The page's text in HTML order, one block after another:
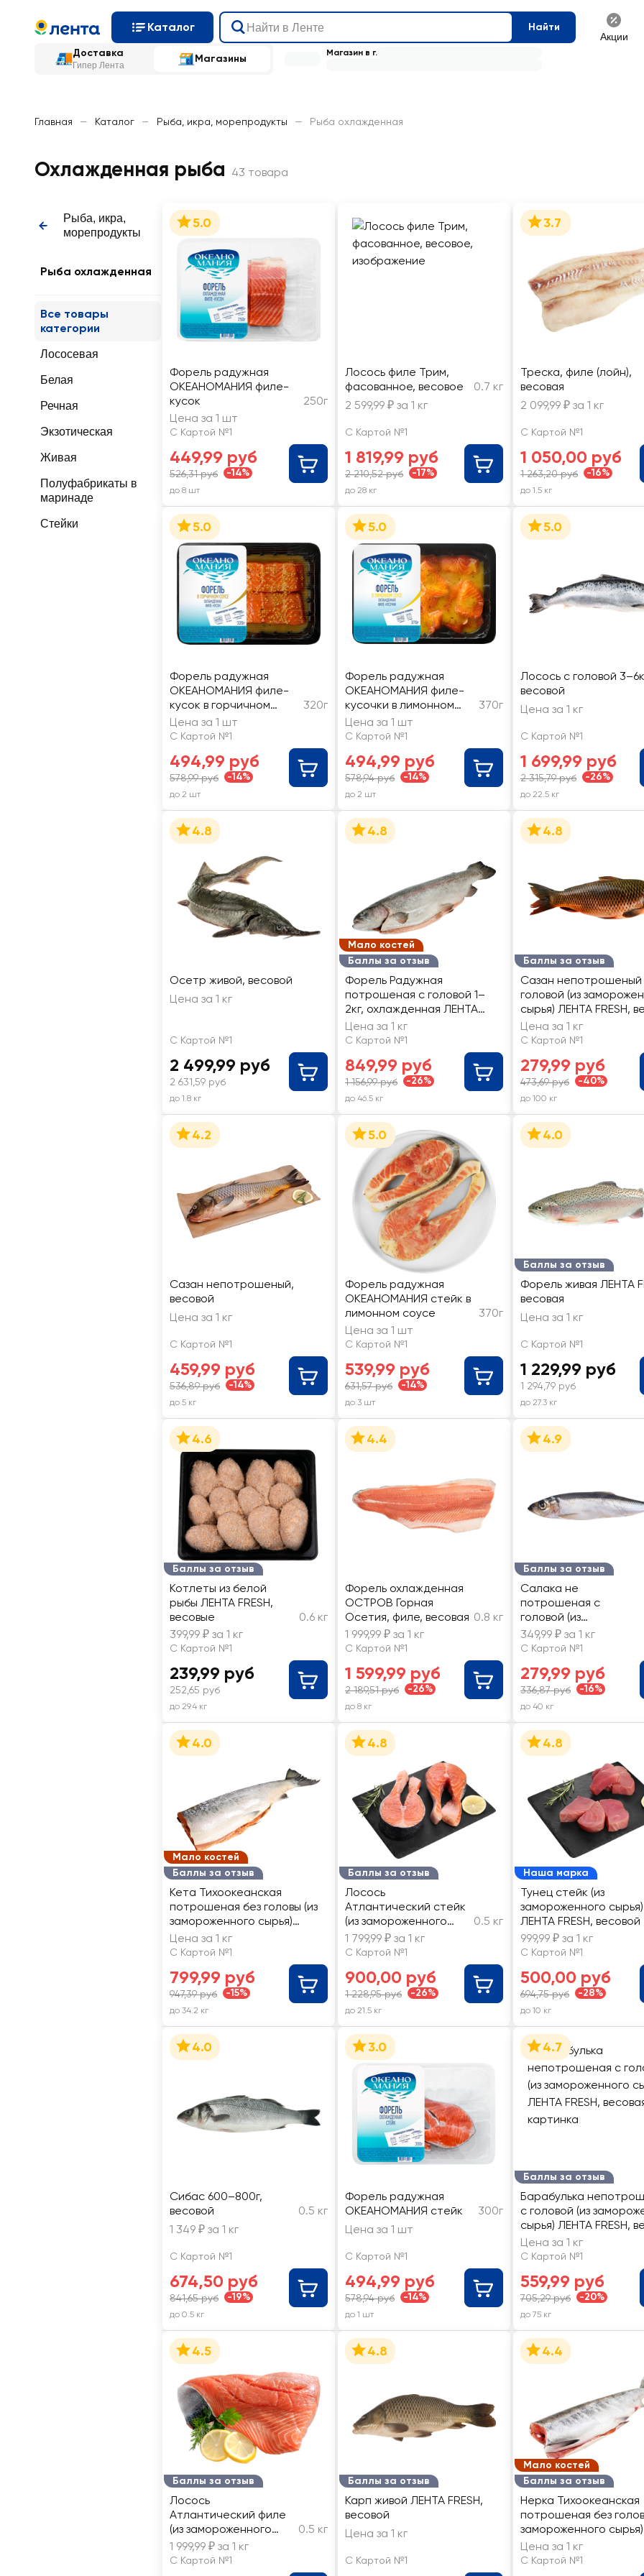
Каталог Найти
Акции
Доставка
Гипер Лента
Магазины Магазин в г.
Главная — Каталог — Рыба, икра, морепродукты — Рыба охлажденная
Охлажденная рыба 43 товара
Рыба, икра,
морепродукты
Рыба охлажденная
Все товары
категории
Лососевая
Белая
Речная
Экзотическая
Живая
Полуфабрикаты в
маринаде
Стейки
5.0
Форель радужная
ОКЕАНОМАНИЯ филе-
кусок
250г
Цена за 1 шт
С Картой №1
449,99 руб
526,31 руб -14%
до 8 шт
Лосось филе Трим,
фасованное, весовое
0.7 кг
2 599,99 ₽ за 1 кг
С Картой №1
1 819,99 руб
2 210,52 руб -17%
до 28 кг
3.7
Треска, филе (лойн),
весовая
2 099,99 ₽ за 1 кг
С Картой №1
1 050,00 руб
1 263,20 руб -16%
до 1.5 кг
5.0
Форель радужная
ОКЕАНОМАНИЯ филе-
кусок в горчичном
соусе
320г
Цена за 1 шт
С Картой №1
494,99 руб
578,99 руб -14%
до 2 шт
5.0
Форель радужная
ОКЕАНОМАНИЯ филе-
кусочки в лимонном
соусе
370г
Цена за 1 шт
С Картой №1
494,99 руб
578,94 руб -14%
до 2 шт
5.0
Лосось с головой
весовой
Цена за 1 кг
С Картой №1
1 699,99 руб
2 315,79 руб -26%
до 22.5 кг
4.8
Осетр живой, весовой
Цена за 1 кг
С Картой №1
2 499,99 руб
2 631,59 руб
до 1.8 кг
Мало костей
Баллы за отзыв
4.8
Форель Радужная
потрошеная с головой 1–
2кг, охлажденная ЛЕНТА
FRESH, весовая
Цена за 1 кг
С Картой №1
849,99 руб
1 156,99 руб -26%
до 46.5 кг
Баллы за отзыв
4.8
Сазан непотрошеный
головой (из
сырья) ЛЕНТА FRESH,
Цена за 1 кг
С Картой №1
279,99 руб
473,69 руб -40%
до 100 кг
4.2
Сазан непотрошеный,
весовой
Цена за 1 кг
С Картой №1
459,99 руб
536,89 руб -14%
до 5 кг
5.0
Форель радужная
ОКЕАНОМАНИЯ стейк в
лимонном соусе
370г
Цена за 1 шт
С Картой №1
539,99 руб
631,57 руб -14%
до 3 шт
Баллы за отзыв
4.0
Форель живая ЛЕНТА
весовая
Цена за 1 кг
С Картой №1
1 229,99 руб
1 294,79 руб
до 27.3 кг
Баллы за отзыв
4.6
Котлеты из белой
рыбы ЛЕНТА FRESH,
весовые
0.6 кг
399,99 ₽ за 1 кг
С Картой №1
239,99 руб
252,65 руб
до 29.4 кг
4.4
Форель охлажденная
ОСТРОВ Горная
Осетия, филе, весовая 0.8 кг
1 999,99 ₽ за 1 кг
С Картой №1
1 599,99 руб
2 189,51 руб -26%
до 8 кг
Баллы за отзыв
4.9
Салака не
потрошеная с
головой (из
замороженного
весовая
349,99 ₽ за 1 кг
С Картой №1
279,99 руб
336,87 руб -16%
до 40 кг
Мало костей
Баллы за отзыв
4.0
Кета Тихоокеанская
потрошеная без головы (из
замороженного сырья)
ЛЕНТА FRESH, весовая
Цена за 1 кг
С Картой №1
799,99 руб
947,39 руб -15%
до 34.2 кг
Баллы за отзыв
4.8
Лосось
Атлантический стейк
(из замороженного
сырья) ЛЕНТА FRESH,
весовой
0.5 кг
1 799,99 ₽ за 1 кг
С Картой №1
900,00 руб
1 228,95 руб -26%
до 21.5 кг
Наша марка
4.8
Тунец стейк (из
замороженного сырья)
ЛЕНТА FRESH, весовой
999,99 ₽ за 1 кг
С Картой №1
500,00 руб
694,75 руб -28%
до 10 кг
4.0
Сибас 600–800г,
весовой
0.5 кг
1 349 ₽ за 1 кг
С Картой №1
674,50 руб
841,65 руб -19%
до 0.5 кг
3.0
Форель радужная
ОКЕАНОМАНИЯ стейк
300г
Цена за 1 шт
С Картой №1
494,99 руб
578,94 руб -14%
до 1 шт
Баллы за отзыв
4.7
Барабулька
с головой (из
сырья) ЛЕНТА FRESH,
Цена за 1 кг
С Картой №1
559,99 руб
705,29 руб -20%
до 75 кг
Баллы за отзыв
4.5
Лосось
Атлантический филе
(из замороженного
сырья) ЛЕНТА FRESH,
весовой
0.5 кг
1 999,99 ₽ за 1 кг
С Картой №1
Баллы за отзыв
4.8
Карп живой ЛЕНТА FRESH,
весовой
Цена за 1 кг
С Картой №1
Мало костей
Баллы за отзыв
4.4
Нерка Тихоокеанская
потрошеная без
замороженного сырья)
ЛЕНТА FRESH, весовая
Цена за 1 кг
С Картой №1